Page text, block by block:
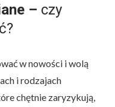
– czy
w nowości i wolą
i rodzajach
chętnie zaryzykują,